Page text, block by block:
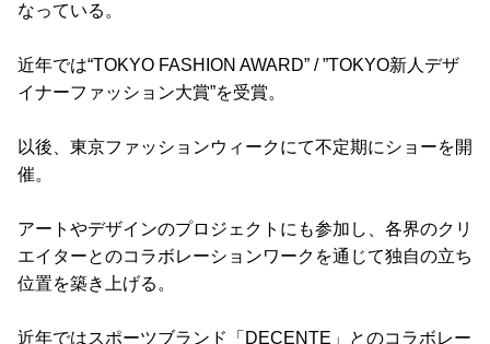
なっている。
近年では“TOKYO FASHION AWARD” / ”TOKYO新人デザ
イナーファッション大賞”を受賞。
以後、東京ファッションウィークにて不定期にショーを開
催。
アートやデザインのプロジェクトにも参加し、各界のクリ
エイターとのコラボレーションワークを通じて独自の立ち
位置を築き上げる。
近年ではスポーツブランド「DECENTE」とのコラボレー